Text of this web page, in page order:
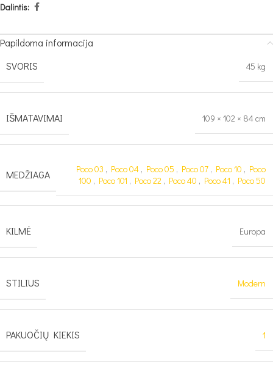
Dalintis:
Papildoma informacija
SVORIS
45 kg
IŠMATAVIMAI 109 × 102 × 84 cm
MEDŽIAGA Poco 03 , Poco 04 , Poco 05 , Poco 07 , Poco 10 , Poco
100 , Poco 101 , Poco 22 , Poco 40 , Poco 41 , Poco 50
KILMĖ Europa
STILIUS Modern
PAKUOČIŲ KIEKIS 1